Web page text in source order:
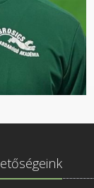
Gimnázium